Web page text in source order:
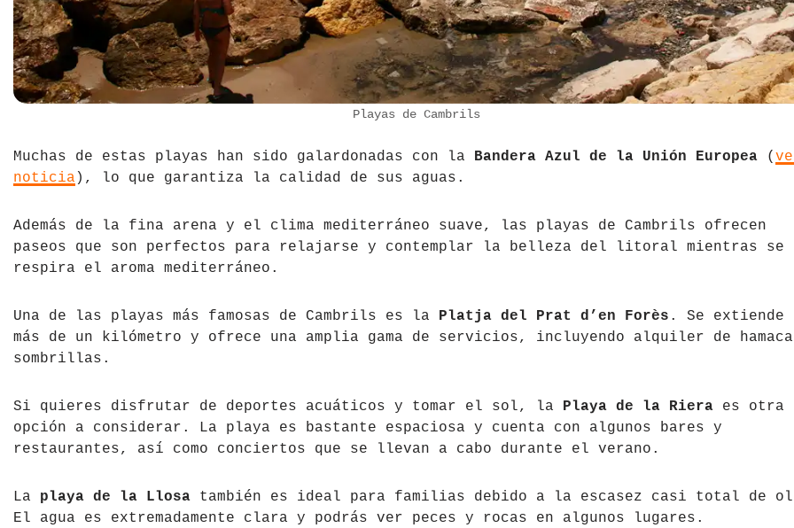
Playas de Cambrils
Muchas de estas playas han sido galardonadas con la Bandera Azul de la Unión Europea (
noticia ), lo que garantiza la calidad de sus aguas.
Además de la fina arena y el clima mediterráneo suave, las playas de Cambrils ofrecen
paseos que son perfectos para relajarse y contemplar la belleza del litoral mientras se
respira el aroma mediterráneo.
Una de las playas más famosas de Cambrils es la Platja del Prat d’en Forès . Se extiende
más de un kilómetro y ofrece una amplia gama de servicios, incluyendo alquiler de
sombrillas.
Si quieres disfrutar de deportes acuáticos y tomar el sol, la Playa de la Riera es otra
opción a considerar. La playa es bastante espaciosa y cuenta con algunos bares y
restaurantes, así como conciertos que se llevan a cabo durante el verano.
La playa de la Llosa también es ideal para familias debido a la escasez casi total de
El agua es extremadamente clara y podrás ver peces y rocas en algunos lugares.